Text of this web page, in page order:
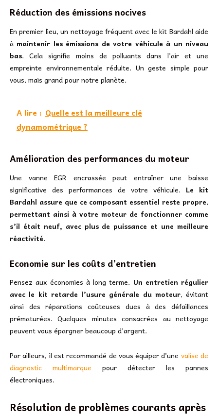
Réduction des émissions nocives
En premier lieu, un nettoyage fréquent avec le kit Bardahl aide
àmaintenir les émissions de votre véhicule à un niveau
bas. Cela signifie moins de polluants dans l’air et une
empreinte environnementale réduite. Un geste simple pour
vous, mais grand pour notre planète.
A lire : Quelle est la meilleure clé
dynamométrique ?
Amélioration des performances du moteur
Une vanne EGR encrassée peut entraîner une baisse
significative des performances de votre véhicule. Le kit
Bardahl assure que ce composant essentiel reste propre,
permettant ainsi à votre moteur de fonctionner comme
s’il était neuf, avec plus de puissance et une meilleure
réactivité.
Economie sur les coûts d’entretien
Pensez aux économies à long terme. Un entretien régulier
avec le kit retarde l’usure générale du moteur, évitant
ainsi des réparations coûteuses dues à des défaillances
prématurées. Quelques minutes consacrées au nettoyage
peuvent vous épargner beaucoup d’argent.
Par ailleurs, il est recommandé de vous équiper d’une valise de
diagnostic multimarque pour détecter les pannes
électroniques.
Résolution de problèmes courants après